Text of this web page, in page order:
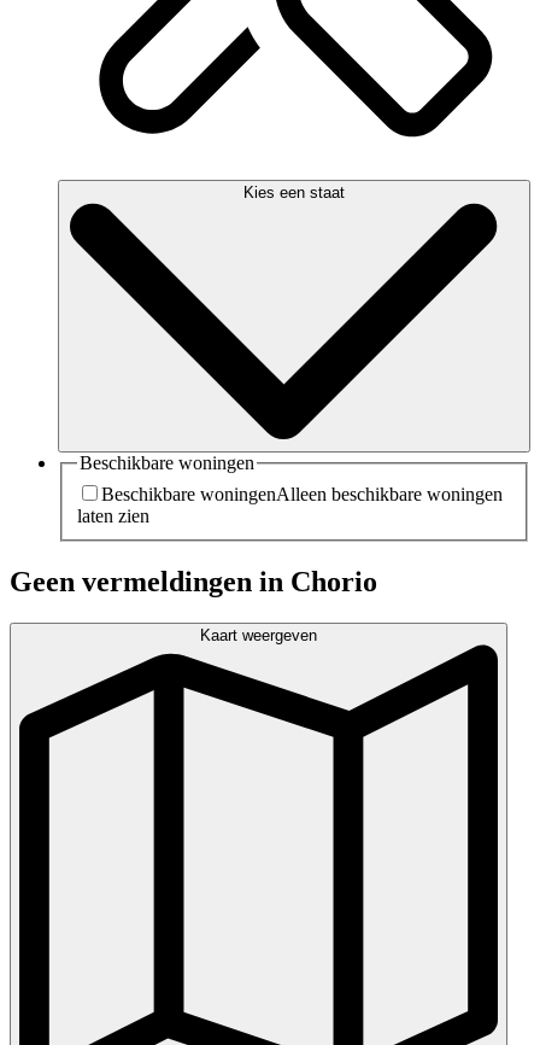
Kies een staat
Beschikbare woningen
Beschikbare woningenAlleen beschikbare woningen
laten zien
Geen vermeldingen in Chorio
Kaart weergeven